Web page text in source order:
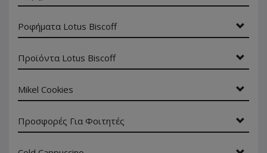
Ροφήματα Lotus Biscoff
Προϊόντα Lotus Biscoff
Mikel Cookies
Προσφορές Για Φοιτητές